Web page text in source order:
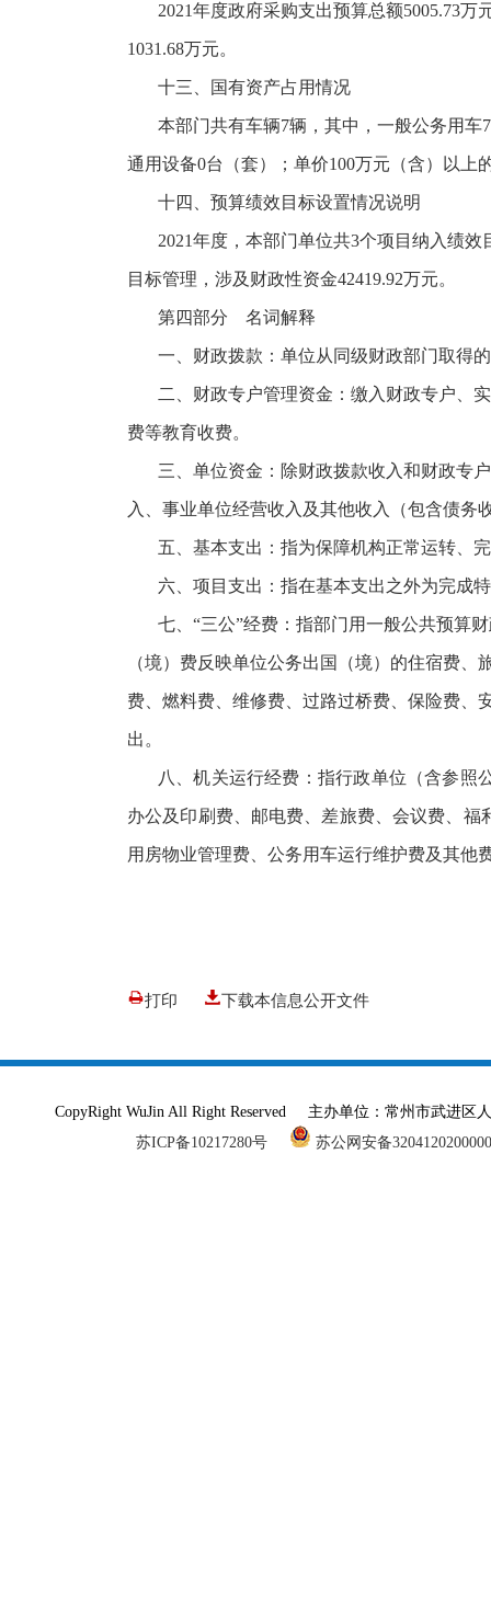
2021年度政府采购支出预算总额5005.73
1031.68万元。
十三、国有资产占用情况
本部门共有车辆7辆，其中，一般公务用车
通用设备0台（套）；单价100万元（含）以上
十四、预算绩效目标设置情况说明
2021年度，本部门单位共3个项目纳入绩
目标管理，涉及财政性资金42419.92万元。
第四部分 名词解释
一、财政拨款：单位从同级财政部门取得
二、财政专户管理资金：缴入财政专户、
费等教育收费。
三、单位资金：除财政拨款收入和财政专
入、事业单位经营收入及其他收入（包含债务
五、基本支出：指为保障机构正常运转、
六、项目支出：指在基本支出之外为完成
七、 “三公”经费：指部门用一般公共预算
（境）费反映单位公务出国（境）的住宿费
费、燃料费、维修费、过路过桥费、保险费、
出。
八、机关运行经费：指行政单位（含参照
办公及印刷费、邮电费、差旅费、会议费、
用房物业管理费、公务用车运行维护费及其他
打印 下载本信息公开文件
CopyRight WuJin All Right Reserved 主办单位：常州市武进
苏ICP备10217280号
苏公网安备